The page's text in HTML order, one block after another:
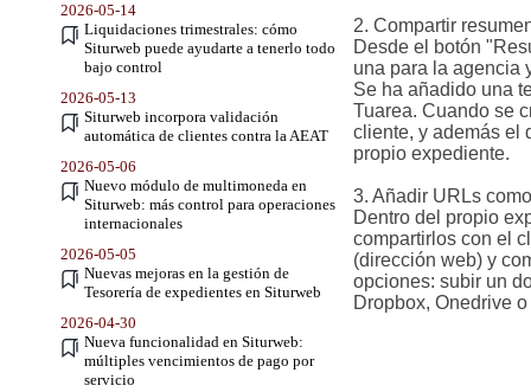
2026-05-14
Liquidaciones trimestrales: cómo
Siturweb puede ayudarte a tenerlo todo
bajo control
2026-05-13
Siturweb incorpora validación
automática de clientes contra la AEAT
2026-05-06
Nuevo módulo de multimoneda en
Siturweb: más control para operaciones
internacionales
2026-05-05
Nuevas mejoras en la gestión de
Tesorería de expedientes en Siturweb
2026-04-30
Nueva funcionalidad en Siturweb:
múltiples vencimientos de pago por
servicio
2. Compartir
Desde el botón
una para la agencia
Se ha añadido una
Tuarea. Cuando se
cliente, y además el
propio expediente.
3. Añadir URLs
Dentro del propio
compartirlos con el
(dirección web) y
opciones: subir un
Dropbox, Onedrive